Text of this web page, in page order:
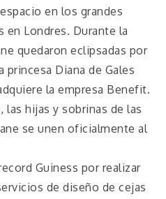
en los grandes
en Londres. Durante la
quedaron eclipsadas por
princesa Diana de Gales
la empresa Benefit.
las hijas y sobrinas de las
se unen oficialmente al
Guiness por realizar
de diseño de cejas